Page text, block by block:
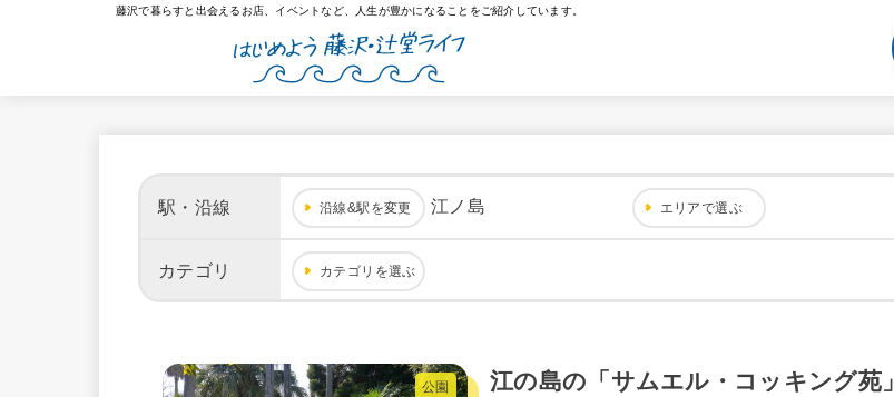
藤沢で暮らすと出会えるお店、イベントなど、人生が豊かになることをご紹介しています。
駅・沿線 沿線&駅を変更 江ノ島 エリアで選ぶ
カテゴリ カテゴリを選ぶ
公園
江の島の「サムエル・コッキング苑」